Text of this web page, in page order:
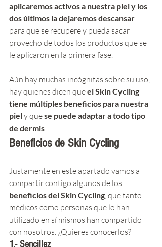
aplicaremos activos a nuestra piel y los
dos últimos la dejaremos descansar
para que se recupere y pueda sacar
provecho de todos los productos que se
le aplicaron en la primera fase.
Aún hay muchas incógnitas sobre su uso,
hay quienes dicen que el Skin Cycling
tiene múltiples beneficios para nuestra
piel y que se puede adaptar a todo tipo
de dermis
Beneficios de Skin Cycling
Justamente en este apartado vamos a
compartir contigo algunos de los
beneficios del Skin Cycling , que tanto
médicos como personas que lo han
utilizado en sí mismos han compartido
con nosotros. ¿Quieres conocerlos?
1.- Sencillez